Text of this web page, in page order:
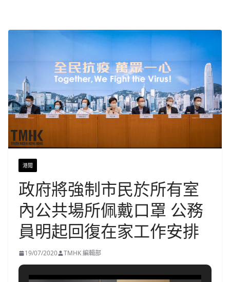
港聞
政府將強制市民於所有室
內公共場所佩戴口罩 公務
員明起回復在家工作安排
19/07/2020 TMHK 編輯部